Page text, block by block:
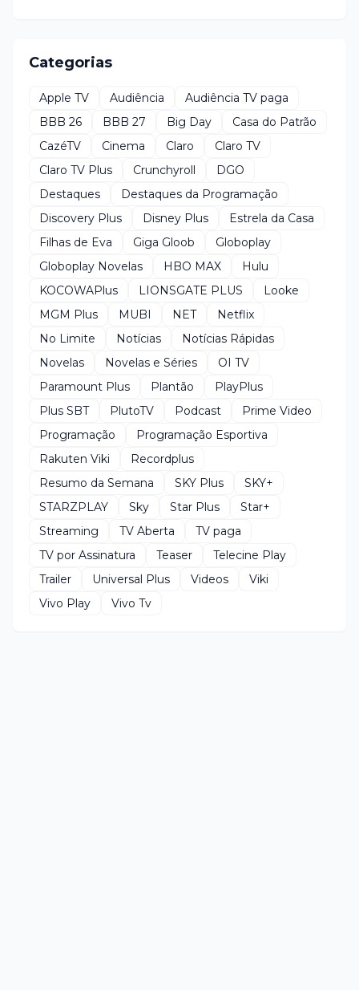
Categorias
Apple TV Audiência
Audiência TV paga
BBB 26
BBB 27 Big Day
Casa do Patrão
CazéTV
Cinema Claro
Claro TV
Claro TV Plus
Crunchyroll
DGO
Destaques
Destaques da Programação
Discovery Plus
Disney Plus
Estrela da Casa
Filhas de Eva
Giga Gloob
Globoplay
Globoplay Novelas
HBO MAX
Hulu
KOCOWAPlus
LIONSGATE PLUS
Looke
MGM Plus
MUBI NET
Netflix
No Limite
Notícias
Notícias Rápidas
Novelas
Novelas e Séries
OI TV
Paramount Plus
Plantão
PlayPlus
Plus SBT
PlutoTV Podcast
Prime Video
Programação
Programação Esportiva
Rakuten Viki
Recordplus
Resumo da Semana
SKY Plus
SKY+
STARZPLAY
Sky Star Plus
Star+
Streaming
TV Aberta
TV paga
TV por Assinatura
Teaser
Telecine Play
Trailer
Universal Plus Videos
Viki
Vivo Play
Vivo Tv